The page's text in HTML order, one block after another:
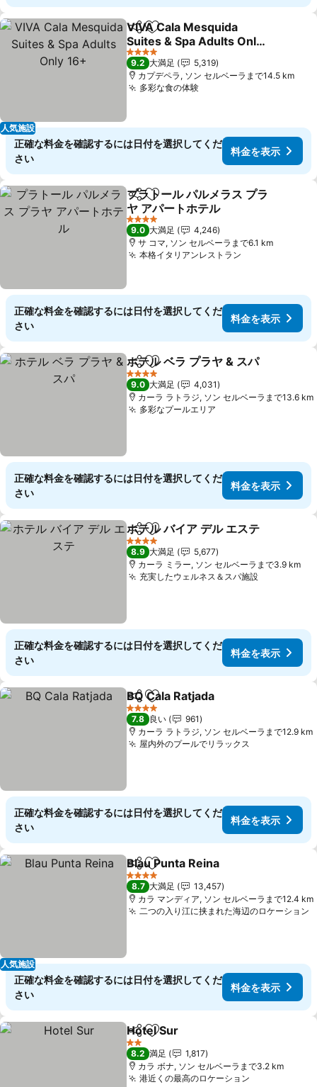
人気施設
シェアお気に入りに追加
VIVA Cala Mesquida
Suites & Spa Adults Only
16+
4 ホテルのランク
9.2 大満足
5,319
カプデペラ, ソン セルベーラまで14.5 km
多彩な食の体験
正確な料金を確認するには日付を選択してくだ
さい
料金を表示
シェアお気に入りに追加
プラトール パルメラス プラ
ヤ アパートホテル
4 ホテルのランク
9.0 大満足
4,246
サ コマ, ソン セルベーラまで6.1 km
本格イタリアンレストラン
正確な料金を確認するには日付を選択してくだ
さい
料金を表示
シェアお気に入りに追加
ホテル ベラ プラヤ & スパ
4 ホテルのランク
9.0 大満足
4,031
カーラ ラトラジ, ソン セルベーラまで13.6 km
多彩なプールエリア
正確な料金を確認するには日付を選択してくだ
さい
料金を表示
シェアお気に入りに追加
ホテル バイア デル エステ
4 ホテルのランク
8.9 大満足
5,677
カーラ ミラー, ソン セルベーラまで3.9 km
充実したウェルネス＆スパ施設
正確な料金を確認するには日付を選択してくだ
さい
料金を表示
シェアお気に入りに追加
BQ Cala Ratjada
4 ホテルのランク
7.8 良い
961
カーラ ラトラジ, ソン セルベーラまで12.9 km
屋内外のプールでリラックス
正確な料金を確認するには日付を選択してくだ
さい
料金を表示
人気施設
シェアお気に入りに追加
Blau Punta Reina
4 ホテルのランク
8.7 大満足
13,457
カラ マンディア, ソン セルベーラまで12.4 km
二つの入り江に挟まれた海辺のロケーション
正確な料金を確認するには日付を選択してくだ
さい
料金を表示
シェアお気に入りに追加
Hotel Sur
2 ホテルのランク
8.2 満足
1,817
カラ ボナ, ソン セルベーラまで3.2 km
港近くの最高のロケーション